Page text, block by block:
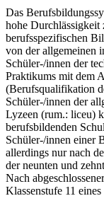
Das
hohe Durchlässigkeit
berufsspezifischen
von der allgemeinen
Schüler-/innen der
Praktikums mit dem
(Berufsqualifikation
Schüler-/innen der
Lyzeen (rum.: liceu)
berufsbildenden
Schüler-/innen einer
allerdings nur nach
der neunten und
Nach
Klassenstufe 11